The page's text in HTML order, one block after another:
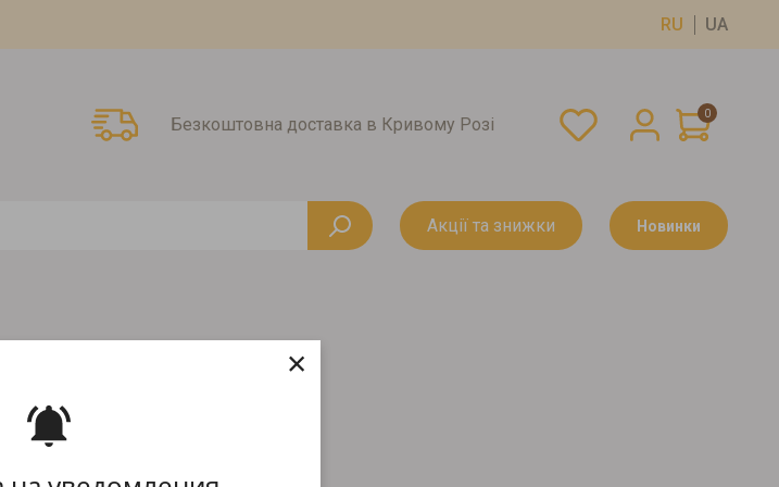
×
RU UA
Безкоштовна доставка в Кривому Розі
0
Акції та знижки Новинки